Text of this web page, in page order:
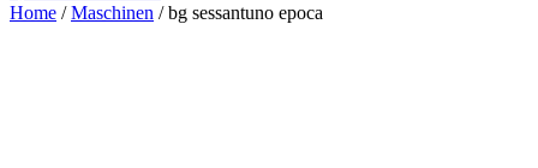
Home /Maschinen / bg sessantuno epoca